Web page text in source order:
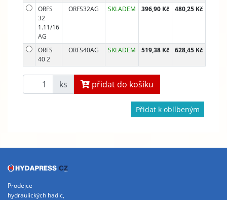
ORFS
32
1.11/16
AG
ORFS32AG SKLADEM 396,90 Kč 480,25 Kč
ORFS
40 2
ORFS40AG SKLADEM 519,38 Kč 628,45 Kč
ks přidat do košíku
Přidat k oblíbeným
Prodejce
hydraulických hadic,